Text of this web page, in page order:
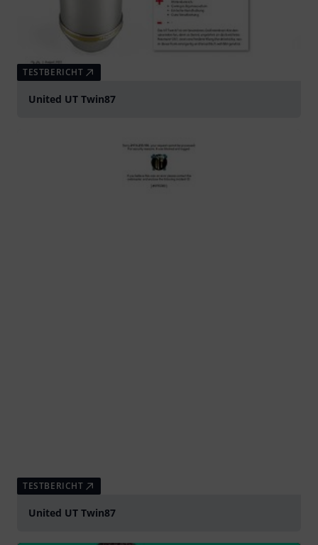
TESTBERICHT
United UT Twin87
TESTBERICHT
United UT Twin87